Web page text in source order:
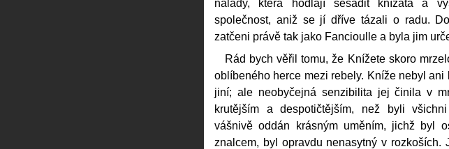
nálady, která hodlají sesadit knížata a
společnost, aniž se jí dříve tázali o radu.
zatčeni právě tak jako Fancioulle a byla jim
Rád bych věřil tomu, že Knížete skoro
oblíbeného herce mezi rebely. Kníže nebyl ani
jiní; ale neobyčejná senzibilita jej činila v
krutějším a despotičtějším, než byli
vášnivě oddán krásným uměním, jichž byl
znalcem, byl opravdu nenasytný v rozkoších.